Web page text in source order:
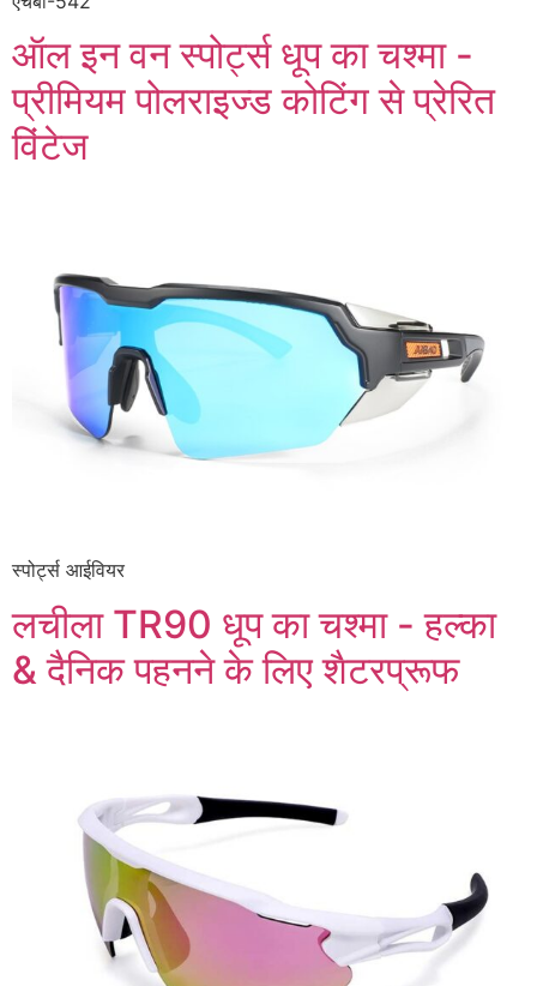
ऑल इन वन स्पोर्ट्स धूप का चश्मा -
प्रीमियम पोलराइज्ड कोटिंग से प्रेरित
विंटेज
स्पोर्ट्स आईवियर
लचीला TR90 धूप का चश्मा - हल्का
& दैनिक पहनने के लिए शैटरप्रूफ